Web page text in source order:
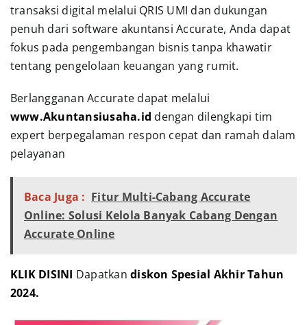
transaksi digital melalui QRIS UMI dan dukungan
penuh dari software akuntansi Accurate, Anda dapat
fokus pada pengembangan bisnis tanpa khawatir
tentang pengelolaan keuangan yang rumit.
Berlangganan Accurate dapat melalui
www.Akuntansiusaha.id dengan dilengkapi tim
expert berpegalaman respon cepat dan ramah dalam
pelayanan
Baca Juga : Fitur Multi-Cabang Accurate
Online: Solusi Kelola Banyak Cabang Dengan
Accurate Online
KLIK DISINI Dapatkandiskon Spesial Akhir Tahun
2024.